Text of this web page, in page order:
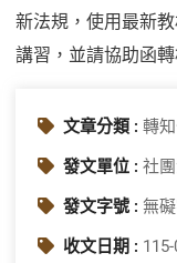
新法規，使用最新
講習，並請協助函
文章分類 : 轉
發文單位 : 社
發文字號 : 無
收文日期 :